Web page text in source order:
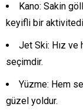
Kano: Sakin
keyifli bir
Jet Ski: Hız ve
seçimdir.
Yüzme: Hem
güzel yoldur.